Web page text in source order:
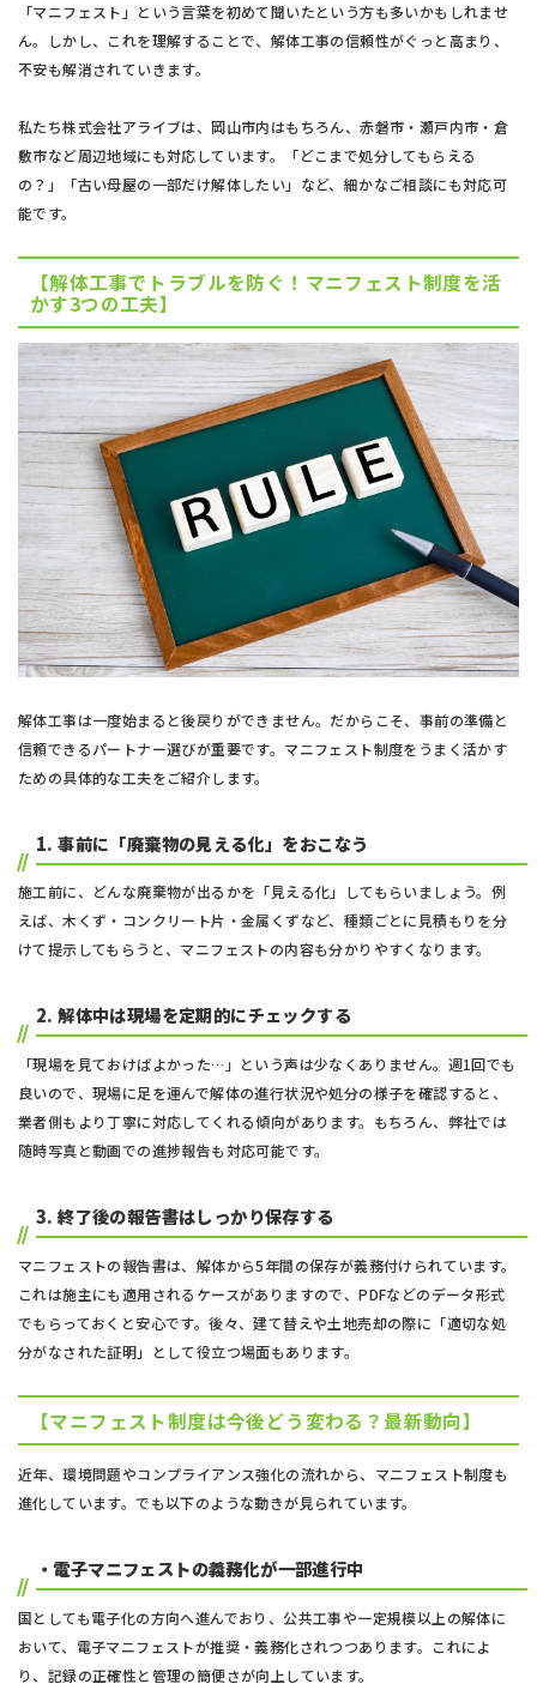
「マニフェスト」という言葉を初めて聞いたという方も多いかもしれませ
ん。しかし、これを理解することで、解体工事の信頼性がぐっと高まり、
不安も解消されていきます。
私たち株式会社アライブは、岡山市内はもちろん、赤磐市・瀬戸内市・倉
敷市など周辺地域にも対応しています。「どこまで処分してもらえる
の？」「古い母屋の一部だけ解体したい」など、細かなご相談にも対応可
能です。
【解体工事でトラブルを防ぐ！マニフェスト制度を活
かす3つの工夫】
解体工事は一度始まると後戻りができません。だからこそ、事前の準備と
信頼できるパートナー選びが重要です。マニフェスト制度をうまく活かす
ための具体的な工夫をご紹介します。
1.事前に「廃棄物の見える化」をおこなう
施工前に、どんな廃棄物が出るかを「見える化」してもらいましょう。例
えば、木くず・コンクリート片・金属くずなど、種類ごとに見積もりを分
けて提示してもらうと、マニフェストの内容も分かりやすくなります。
2.解体中は現場を定期的にチェックする
「現場を見ておけばよかった…」という声は少なくありません。週1回でも
良いので、現場に足を運んで解体の進行状況や処分の様子を確認すると、
業者側もより丁寧に対応してくれる傾向があります。もちろん、弊社では
随時写真と動画での進捗報告も対応可能です。
3.終了後の報告書はしっかり保存する
マニフェストの報告書は、解体から5年間の保存が義務付けられています。
これは施主にも適用されるケースがありますので、PDFなどのデータ形式
でもらっておくと安心です。後々、建て替えや土地売却の際に「適切な処
分がなされた証明」として役立つ場面もあります。
【マニフェスト制度は今後どう変わる？最新動向】
近年、環境問題やコンプライアンス強化の流れから、マニフェスト制度も
進化しています。でも以下のような動きが見られています。
・電子マニフェストの義務化が一部進行中
国としても電子化の方向へ進んでおり、公共工事や一定規模以上の解体に
おいて、電子マニフェストが推奨・義務化されつつあります。これによ
り、記録の正確性と管理の簡便さが向上しています。